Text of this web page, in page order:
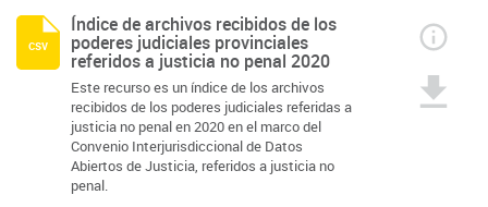
Índice de archivos recibidos de los
poderes judiciales provinciales
referidos a justicia no penal 2020
Este recurso es un índice de los archivos
recibidos de los poderes judiciales referidas a
justicia no penal en 2020 en el marco del
Convenio Interjurisdiccional de Datos
Abiertos de Justicia, referidos a justicia no
penal.
csv